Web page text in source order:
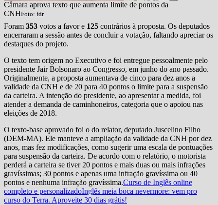
Câmara aprova texto que aumenta limite de pontos da
CNHFoto: fdr
Foram 353 votos a favor e 125 contrários à proposta. Os deputados
encerraram a sessão antes de concluir a votação, faltando apreciar os
destaques do projeto.
O texto tem origem no Executivo e foi entregue pessoalmente pelo
presidente Jair Bolsonaro ao Congresso, em junho do ano passado.
Originalmente, a proposta aumentava de cinco para dez anos a
validade da CNH e de 20 para 40 pontos o limite para a suspensão
da carteira. A intenção do presidente, ao apresentar a medida, foi
atender a demanda de caminhoneiros, categoria que o apoiou nas
eleições de 2018.
O texto-base aprovado foi o do relator, deputado Juscelino Filho
(DEM-MA). Ele manteve a ampliação da validade da CNH por dez
anos, mas fez modificações, como sugerir uma escala de pontuações
para suspensão da carteira. De acordo com o relatório, o motorista
perderá a carteira se tiver 20 pontos e mais duas ou mais infrações
gravíssimas; 30 pontos e apenas uma infração gravíssima ou 40
pontos e nenhuma infração gravíssima.Curso de Inglês online
completo e personalizadoInglês meia boca nevermore: vem pro
curso do Terra. Aproveite 30 dias grátis!